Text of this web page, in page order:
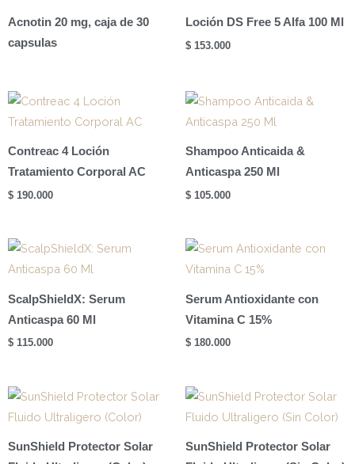
Acnotin 20 mg, caja de 30
capsulas
Loción DS Free 5 Alfa 100 Ml
$ 153.000
Contreac 4 Loción
Tratamiento Corporal AC
$ 190.000
Shampoo Anticaida &
Anticaspa 250 Ml
$ 105.000
ScalpShieldX: Serum
Anticaspa 60 Ml
$ 115.000
Serum Antioxidante con
Vitamina C 15%
$ 180.000
SunShield Protector Solar
SunShield Protector Solar